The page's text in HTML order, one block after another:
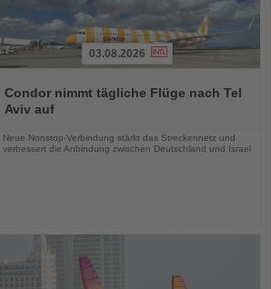
Sie
die
03.08.2026
Condor nimmt tägliche Flüge nach Tel
Aviv auf
Neue Nonstop-Verbindung stärkt das Streckennetz und
verbessert die Anbindung zwischen Deutschland und Israel